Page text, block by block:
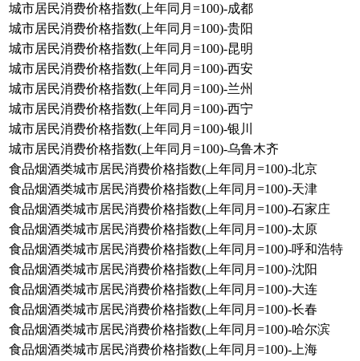
城市居民消费价格指数(上年同月=100)-成都
城市居民消费价格指数(上年同月=100)-贵阳
城市居民消费价格指数(上年同月=100)-昆明
城市居民消费价格指数(上年同月=100)-西安
城市居民消费价格指数(上年同月=100)-兰州
城市居民消费价格指数(上年同月=100)-西宁
城市居民消费价格指数(上年同月=100)-银川
城市居民消费价格指数(上年同月=100)-乌鲁木齐
食品烟酒类城市居民消费价格指数(上年同月=100)-北京
食品烟酒类城市居民消费价格指数(上年同月=100)-天津
食品烟酒类城市居民消费价格指数(上年同月=100)-石家庄
食品烟酒类城市居民消费价格指数(上年同月=100)-太原
食品烟酒类城市居民消费价格指数(上年同月=100)-呼和浩特
食品烟酒类城市居民消费价格指数(上年同月=100)-沈阳
食品烟酒类城市居民消费价格指数(上年同月=100)-大连
食品烟酒类城市居民消费价格指数(上年同月=100)-长春
食品烟酒类城市居民消费价格指数(上年同月=100)-哈尔滨
食品烟酒类城市居民消费价格指数(上年同月=100)-上海